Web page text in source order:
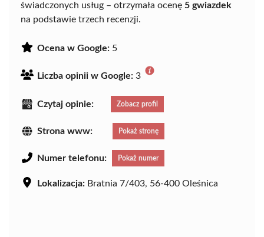
świadczonych usług – otrzymała ocenę 5 gwiazdek
na podstawie trzech recenzji.
Ocena w Google: 5
Liczba opinii w Google: 3
Czytaj opinie: Zobacz profil
Strona www: Pokaż stronę
Numer telefonu: Pokaż numer
Lokalizacja: Bratnia 7/403, 56-400 Oleśnica